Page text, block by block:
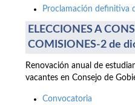
Proclamación definitiva
ELECCIONES A
COMISIONES-2 de
Renovación anual de
vacantes en Consejo de
Convocatoria